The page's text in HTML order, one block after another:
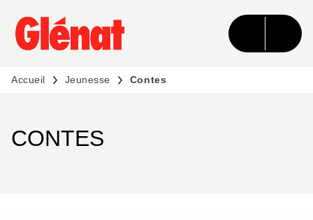
MENU RECHERCHE CONTENU
PIED DE PAGE
Accueil Jeunesse Contes
CONTES